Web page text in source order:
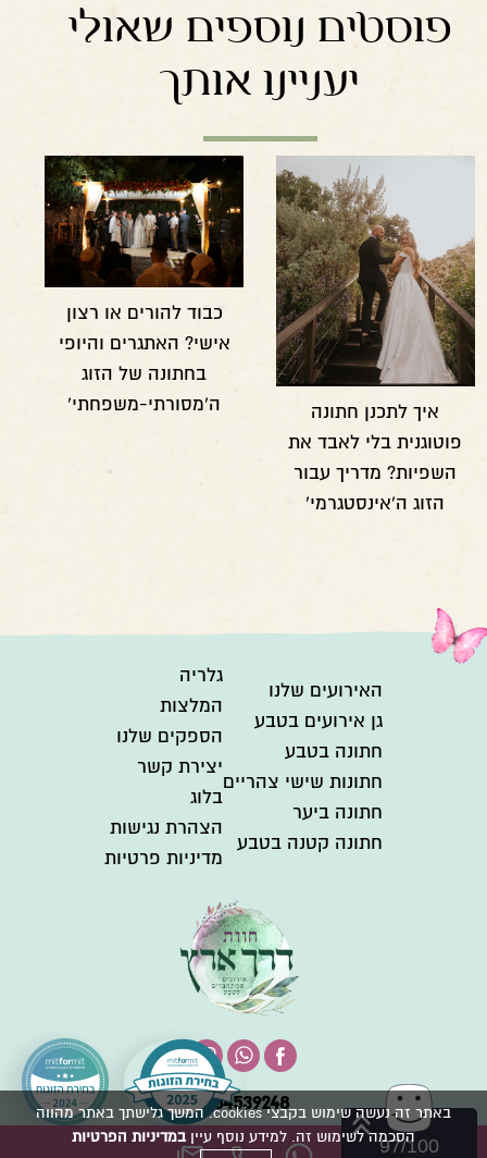
באתר זה נעשה שימוש בקבצי cookies. המשך גלישתך באתר מהווה
הסכמה לשימוש זה. למידע נוסף עייןבמדיניות הפרטיות
פוסטים נוספים שאולי
יעניינו אותך
כבוד להורים או רצון
אישי? האתגרים והיופי
בחתונה של הזוג
ה'מסורתי-משפחתי'
איך לתכנן חתונה
פוטוגנית בלי לאבד את
השפיות? מדריך עבור
הזוג ה'אינסטגרמי'
האירועים שלנו
גן אירועים בטבע
חתונה בטבע
חתונות שישי צהריים
חתונה ביער
חתונה קטנה בטבע
גלריה
המלצות
הספקים שלנו
יצירת קשר
בלוג
הצהרת נגישות
מדיניות פרטיות
0554539248
97/100